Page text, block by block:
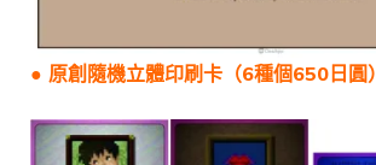
● 原創隨機立體印刷卡（6種個650日圓）